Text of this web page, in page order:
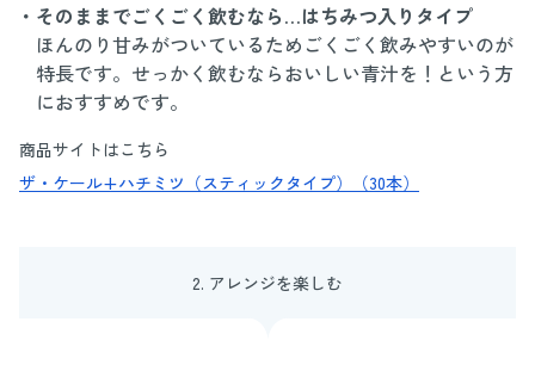
・そのままでごくごく飲むなら…はちみつ入りタイプ
ほんのり甘みがついているためごくごく飲みやすいのが
特長です。せっかく飲むならおいしい青汁を！という方
におすすめです。
商品サイトはこちら
ザ・ケール+ハチミツ（スティックタイプ）（30本）
2. アレンジを楽しむ